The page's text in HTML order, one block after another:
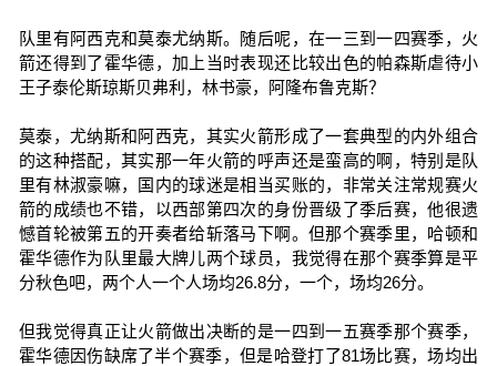
队里有阿西克和莫泰尤纳斯。随后呢，在一三到一四赛季，火
箭还得到了霍华德，加上当时表现还比较出色的帕森斯虐待小
王子泰伦斯琼斯贝弗利，林书豪，阿隆布鲁克斯？
莫泰，尤纳斯和阿西克，其实火箭形成了一套典型的内外组合
的这种搭配，其实那一年火箭的呼声还是蛮高的啊，特别是队
里有林淑豪嘛，国内的球迷是相当买账的，非常关注常规赛火
箭的成绩也不错，以西部第四次的身份晋级了季后赛，他很遗
憾首轮被第五的开奏者给斩落马下啊。但那个赛季里，哈顿和
霍华德作为队里最大牌儿两个球员，我觉得在那个赛季算是平
分秋色吧，两个人一个人场均26.8分，一个，场均26分。
但我觉得真正让火箭做出决断的是一四到一五赛季那个赛季，
霍华德因伤缺席了半个赛季，但是哈登打了81场比赛，场均出